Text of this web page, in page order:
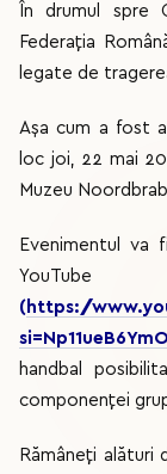
În drumul spre
Federația
legate de
Așa cum a fost
loc joi, 22 mai
Muzeu
Evenimentul va
( https://
handbal
componenței
Rămâneți